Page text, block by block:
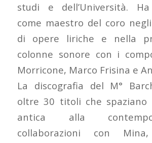
studi e dell’Università.
come maestro del coro
di opere liriche e nella
colonne sonore con i
Morricone, Marco Frisina e
La discografia del M°
oltre 30 titoli che spaziano
antica alla
collaborazioni con